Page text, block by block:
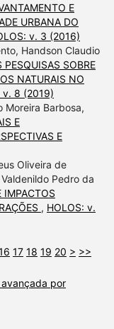
E
URBANA DO
v. 3 (2016)
Handson Claudio
SOBRE
NATURAIS NO
v. 8 (2019)
Moreira Barbosa,
E
E
Oliveira de
Pedro da
IMPACTOS
, HOLOS: v.
17 18 19 20 > >>
por